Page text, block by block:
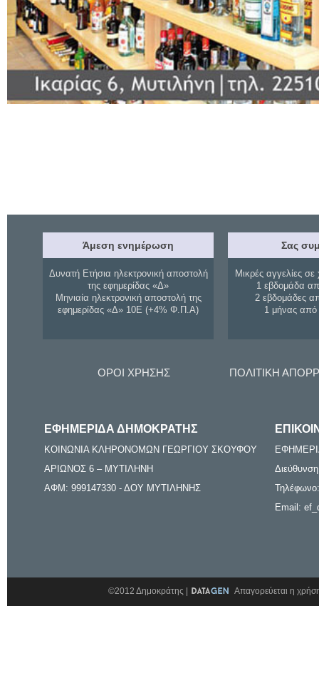
Άμεση ενημέρωση
Δυνατή Ετήσια ηλεκτρονική αποστολή
της εφημερίδας «Δ»
Μηνιαία ηλεκτρονική αποστολή της
εφημερίδας «Δ» 10Ε (+4% Φ.Π.Α)
Σας
Μικρές αγγελίες σε
1 εβδομάδα
2 εβδομάδες
1 μήνας
ΟΡΟΙ ΧΡΗΣΗΣ ΠΟΛΙΤΙΚΗ
ΕΦΗΜΕΡΙΔΑ ΔΗΜΟΚΡΑΤΗΣ
ΚΟΙΝΩΝΙΑ ΚΛΗΡΟΝΟΜΩΝ ΓΕΩΡΓΙΟΥ ΣΚΟΥΦΟΥ
ΑΡΙΩΝΟΣ 6 – ΜΥΤΙΛΗΝΗ
ΑΦΜ: 999147330 - ΔΟΥ ΜΥΤΙΛΗΝΗΣ
Email:
©2012 Δημοκράτης | Απαγορεύεται η